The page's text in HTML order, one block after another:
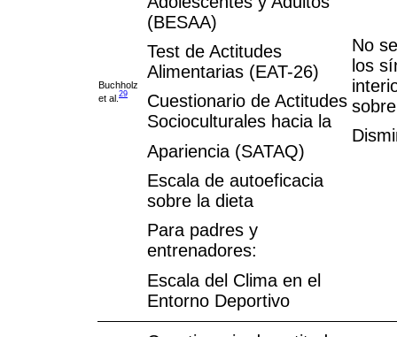
Buchholz
et al. 29
(BESAA)
Test de Actitudes
Alimentarias (EAT-26)
Cuestionario de Actitudes
Socioculturales hacia la
Apariencia (SATAQ)
Escala de autoeficacia
sobre la dieta
Para padres y
entrenadores:
Escala del Clima en el
Entorno Deportivo
No
los